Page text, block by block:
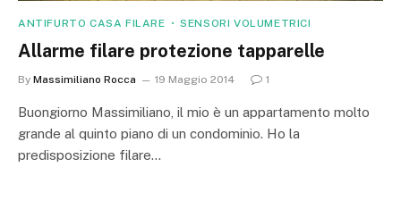
ANTIFURTO CASA FILARE SENSORI VOLUMETRICI
Allarme filare protezione tapparelle
By Massimiliano Rocca 19 Maggio 2014 1
Buongiorno Massimiliano, il mio è un appartamento molto
grande al quinto piano di un condominio. Ho la
predisposizione filare…